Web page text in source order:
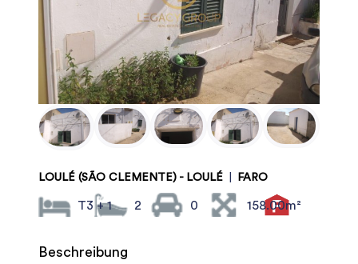
LOULÉ (SÃO CLEMENTE) - LOULÉ FARO
T3 + 1 2 0 158.00m²
Beschreibung